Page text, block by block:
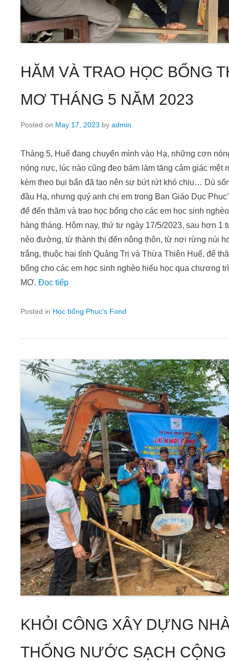
HĂM VÀ TRAO HỌC BỔNG
MƠ THÁNG 5 NĂM 2023
Posted on May 17, 2023 by admin
Tháng 5, Huế đang chuyển mình vào Hạ, những cơn
nóng nực, lúc nào cũng đeo bám làm tăng cảm giác
kèm theo bụi bẩn đã tạo nên sự bứt rứt khó chịu… Dù
đầu Hạ, nhưng quý anh chị em trong Ban Giáo Dục
để đến thăm và trao học bổng cho các em học sinh
hàng tháng. Hôm nay, thứ tư ngày 17/5/2023, sau hơn 1
nẻo đường, từ thành thị đến nông thôn, từ nơi rừng núi
trắng, thuộc hai tỉnh Quảng Trị và Thừa Thiên Huế, để
bổng cho các em học sinh nghèo hiếu học qua chương
MƠ. Đọc tiếp
Posted in Học bổng Phuc's Fond
KHỎI CÔNG XÂY DỰNG
THỐNG NƯỚC SẠCH